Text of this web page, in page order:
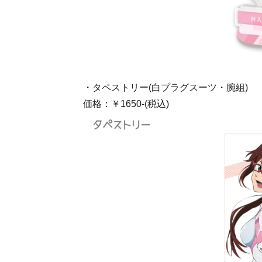
・タペストリー(白プラグスーツ・腕組)
価格：￥1650-(税込)